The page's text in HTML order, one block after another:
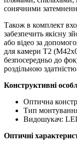
сонячними
Також в комплект
забезпечить якісну
або відео за
для камери Т2
безпосередньо до
роздільною
Конструктивні
Оптична
Тип
Видошукач:
Оптичні